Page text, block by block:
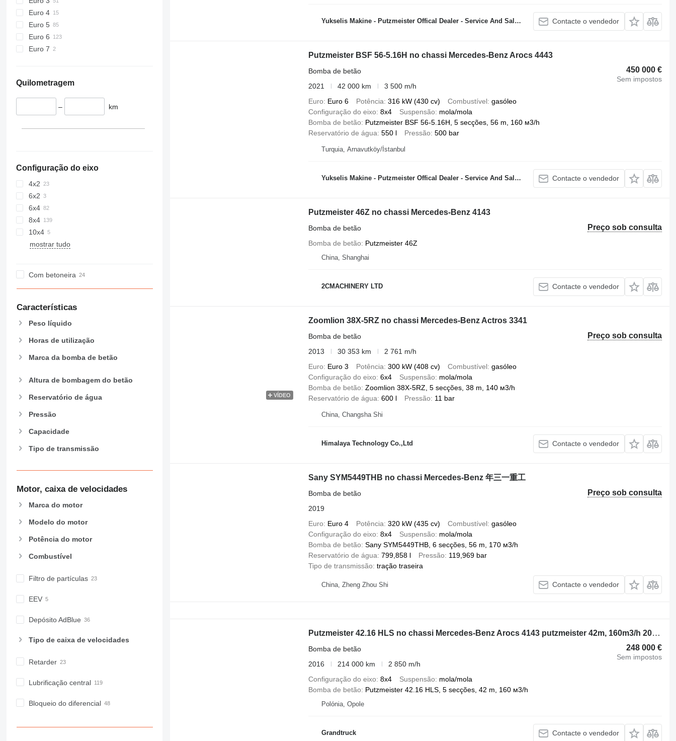
Euro 4
Euro 5
Euro 6
Euro 7
Quilometragem
– km
Configuração do eixo
4x2
6x2
6x4
8x4
10x4
mostrar tudo
Com betoneira
Características
Peso líquido
Horas de utilização
Marca da bomba de betão
Altura de bombagem do betão
Reservatório de água
Pressão
Capacidade
Tipo de transmissão
Motor, caixa de velocidades
Marca do motor
Modelo do motor
Potência do motor
Combustível
Filtro de partículas
EEV
Depósito AdBlue
Tipo de caixa de velocidades
Retarder
Lubrificação central
Bloqueio do diferencial
Yukselis Makine - Putzmeister Offical Dealer - Service And Sales Center Contacte o vendedor
Putzmeister BSF 56-5.16H no chassi Mercedes-Benz Arocs 4443
450 000 €
Sem impostos
Bomba de betão
2021
42 000 km
3 500 m/h
Euro
Euro 6 Potência 316 kW (430 cv) Combustível gasóleo
Configuração do eixo 8x4 Suspensão
mola/mola
Bomba de betão
Putzmeister BSF 56-5.16H, 5 secções, 56 m, 160 м3/h
Reservatório de água 550 l Pressão 500 bar
Turquia, Arnavutköy/İstanbul
Yukselis Makine - Putzmeister Offical Dealer - Service And Sales Center Contacte o vendedor
Putzmeister 46Z no chassi Mercedes-Benz 4143
Preço sob consulta
Bomba de betão
Bomba de betão
Putzmeister 46Z
China, Shanghai
2CMACHINERY LTD Contacte o vendedor
VÍDEO
Zoomlion 38X-5RZ no chassi Mercedes-Benz Actros 3341
Preço sob consulta
Bomba de betão
2013
30 353 km
2 761 m/h
Euro
Euro 3 Potência 300 kW (408 cv) Combustível gasóleo
Configuração do eixo 6x4 Suspensão
mola/mola
Bomba de betão Zoomlion 38X-5RZ, 5 secções, 38 m, 140 м3/h
Reservatório de água 600 l Pressão 11 bar
China, Changsha Shi
Himalaya Technology Co.,Ltd Contacte o vendedor
Sany SYM5449THB no chassi Mercedes-Benz 年三一重工
Preço sob consulta
Bomba de betão
2019
Euro
Euro 4 Potência 320 kW (435 cv) Combustível gasóleo
Configuração do eixo 8x4 Suspensão
mola/mola
Bomba de betão Sany SYM5449THB, 6 secções, 56 m, 170 м3/h
Reservatório de água 799,858 l Pressão
119,969 bar
Tipo de transmissão tração traseira
China, Zheng Zhou Shi Contacte o vendedor
Putzmeister 42.16 HLS no chassi Mercedes-Benz Arocs 4143 putzmeister 42m, 160m3/h 2017year, top condition
248 000 €
Sem impostos
Bomba de betão
2016
214 000 km
2 850 m/h
Configuração do eixo 8x4 Suspensão
mola/mola
Bomba de betão
Putzmeister 42.16 HLS, 5 secções, 42 m, 160 м3/h
Polónia, Opole
Grandtruck Contacte o vendedor